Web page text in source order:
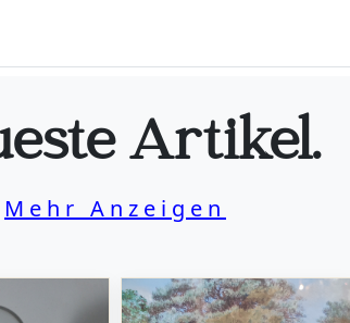
Artikel.
Mehr Anzeigen